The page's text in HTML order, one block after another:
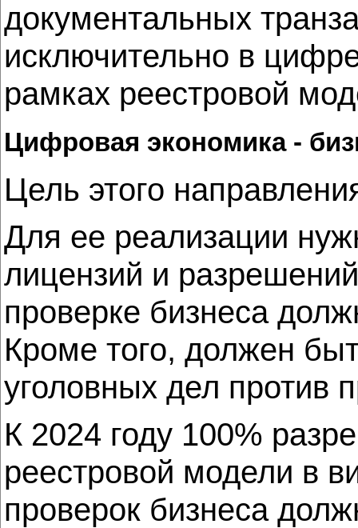
документальных
исключительно в
рамках реестровой
Цифровая экономика -
Цель этого
Для ее реализации
лицензий и
проверке бизнеса
Кроме того, должен
уголовных дел против
К 2024 году 100%
реестровой модели в
проверок бизнеса